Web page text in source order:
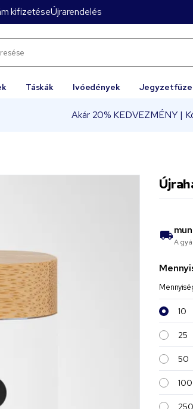
kifizetéseÚjrarendelés
Táskák Ivóedények
Akár 20% KEDVEZMÉNY |
A
10
25
50
100
250